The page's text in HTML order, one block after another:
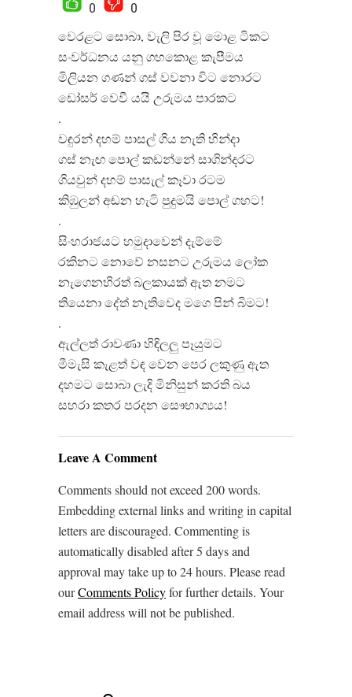
0
0
වෙරළට සොබා, වැලි පිර වූ මොළ ටිකට
සංවර්ධනය යනු ගහකොළ කැපීමය
මිලියන ගණන් ගස් වවනා විට නොරට
ඩෝසර් වෙවී යයි උරුමය පාරකට
.
වඳුරන් දහම් පාසල් ගිය නැති හින්දා
ගස් නැඟ පොල් කඩන්නේ සාගින්දරට
ගියවුන් දහම් පාසැල් කෑවා රටම
කිඹුලන් අඬන හැටි පුදුමයි පොල් ගහට!
.
සිංහරාජයට හමුදාවෙන් දැම්මේ
රකිනට නොවේ නසනට උරුමය ලෝක
නැගෙනහිරත් බලකායක් ඇත නමට
තියෙනා දේත් නැතිවෙද මගෙ පින් බිමට!
.
ඇල්ලත් රාවණා හිඳිලලු පෑයුමට
මීමැසි කැළත් වඳ වෙන පෙර ලකුණු ඇත
දහමට සොබා ලැදි මිනිසුන් කරති බය
සහරා කතර පරදන සෞභාග්‍යය!
Leave A Comment
Comments should not exceed 200 words.
Embedding external links and writing in capital
letters are discouraged. Commenting is
automatically disabled after 5 days and
approval may take up to 24 hours. Please read
ourComments Policyfor further details. Your
email address will not be published.